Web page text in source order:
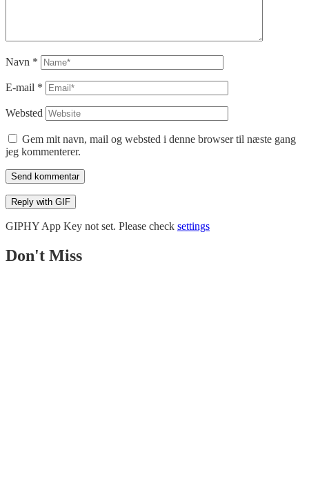
Navn *
E-mail *
Websted
Gem mit navn, mail og websted i denne browser til næste gang
jeg kommenterer.
Send kommentar
Reply with GIF
GIPHY App Key not set. Please check settings
Don't Miss